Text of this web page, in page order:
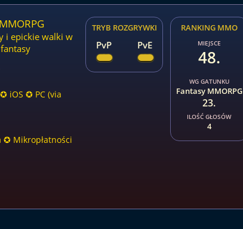
i epickie walki w
iOS ✪ PC (via
✪ Mikropłatności
TRYB ROZGRYWKI
PvP PvE
RANKING MMO
MIEJSCE
48.
WG GATUNKU
Fantasy MMORPG
23.
ILOŚĆ GŁOSÓW
4